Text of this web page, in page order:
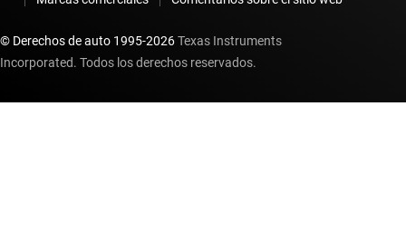
© Derechos de auto 1995-2026Texas Instruments
Incorporated. Todos los derechos reservados.